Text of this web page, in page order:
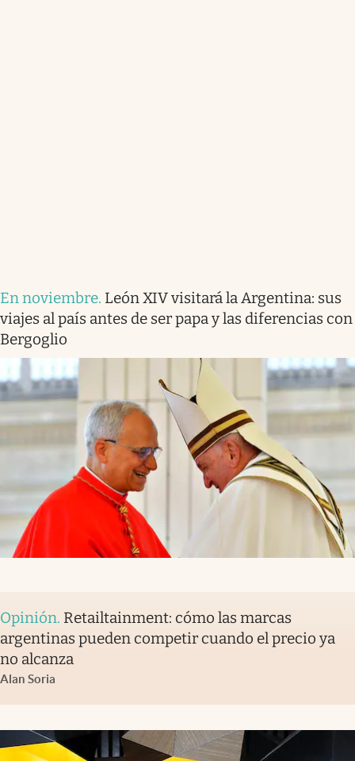
En noviembre. León XIV visitará la Argentina: sus
viajes al país antes de ser papa y las diferencias con
Bergoglio
Opinión. Retailtainment: cómo las marcas
argentinas pueden competir cuando el precio ya
no alcanza
Alan Soria